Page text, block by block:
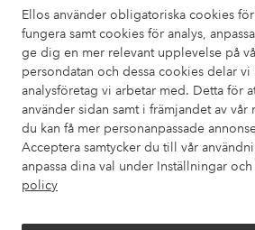
Ellos använder obligatoriska cookies
fungera samt cookies för analys,
ge dig en mer relevant upplevelse på
persondatan och dessa cookies delar
analysföretag vi arbetar med. Detta för
använder sidan samt i främjandet av vår
du kan få mer personanpassade
Acceptera samtycker du till vår
anpassa dina val under Inställningar
policy
också information om hur du enklast
Kundservice Beställning
Mina sidor
Om Ellos